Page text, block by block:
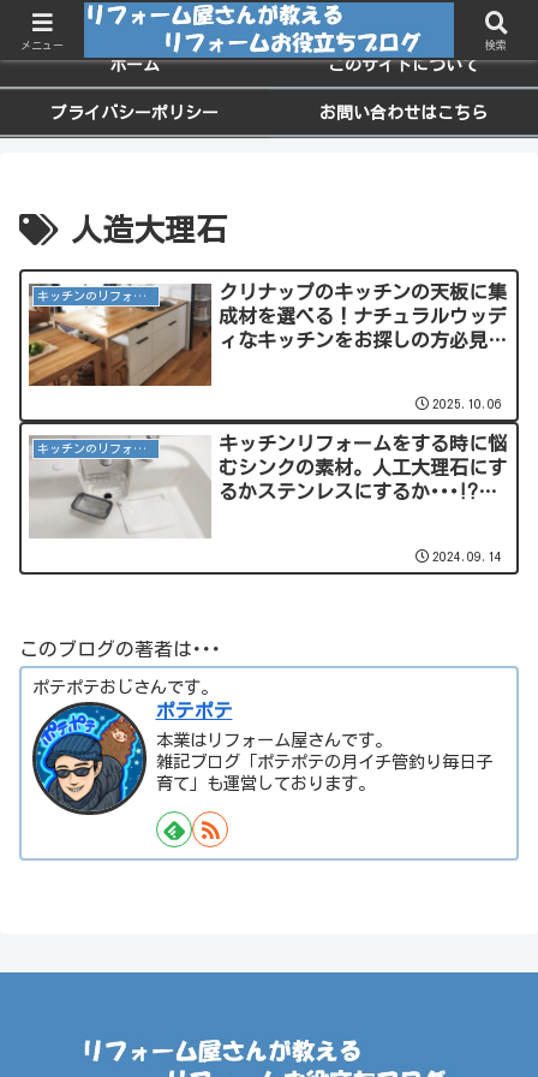
ちょっと役に立つお家のメンテナンス情報
ホーム このサイトについて
プライバシーポリシー お問い合わせはこちら
人造大理石
キッチンのリフォーム
クリナップのキッチンの天板に集
成材を選べる！ナチュラルウッデ
ィなキッチンをお探しの方必見！
2025.10.06
キッチンのリフォーム
キッチンリフォームをする時に悩
むシンクの素材。人工大理石にす
るかステンレスにするか･･･⁉ど
2024.09.14
このブログの著者は･･･
ポテポテおじさんです。
ポテポテ
本業はリフォーム屋さんです。
雑記ブログ「ポテポテの月イチ管釣り毎日子
育て」も運営しております。
メニュー 検索